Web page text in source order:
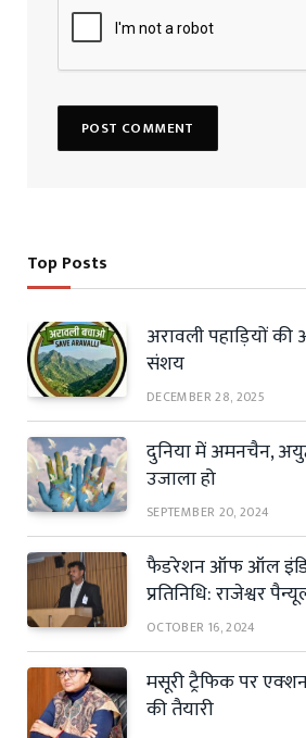
Top Posts
अरावली पहाड़ियों की
संशय
DECEMBER 28, 2025
दुनिया में अमनचैन,
उजाला हो
SEPTEMBER 20, 2024
फैडरेशन ऑफ ऑल
प्रतिनिधि: राजेश्वर
OCTOBER 16, 2024
मसूरी ट्रैफिक पर
की तैयारी